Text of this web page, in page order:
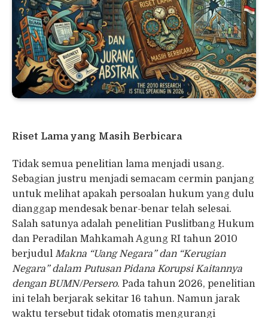
Riset Lama yang Masih Berbicara
Tidak semua penelitian lama menjadi usang.
Sebagian justru menjadi semacam cermin panjang
untuk melihat apakah persoalan hukum yang dulu
dianggap mendesak benar-benar telah selesai.
Salah satunya adalah penelitian Puslitbang Hukum
dan Peradilan Mahkamah Agung RI tahun 2010
berjudul Makna “Uang Negara” dan “Kerugian
Negara” dalam Putusan Pidana Korupsi Kaitannya
dengan BUMN/Persero. Pada tahun 2026, penelitian
ini telah berjarak sekitar 16 tahun. Namun jarak
waktu tersebut tidak otomatis mengurangi